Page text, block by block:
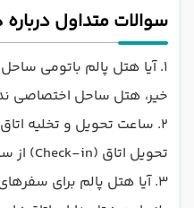
سوالات متداول
۱. آیا هتل پالم باتومی ساحل اختصاصی دارد؟
خیر، هتل ساحل اختصاصی ندارد اما
۲. ساعت تحویل و تخلیه اتاق در این هتل چه‌ساعتی است؟
تحویل اتاق (Check-in) از ساعت ۱۴:۰۰ و تخلیه اتاق (Check-out) تا ساعت ۱۲:۰۰ ظهر است.
۳. آیا هتل پالم برای سفرهای خانوادگی مناسب است؟